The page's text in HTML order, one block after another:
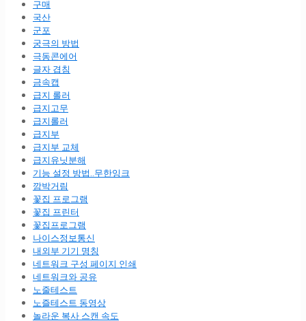
구매
국산
군포
궁극의 방법
극동콘에어
글자 겹침
금속캡
급지 롤러
급지고무
급지롤러
급지부
급지부 교체
급지유닛분해
기능 설정 방법..무한잉크
깜박거림
꽃집 프로그램
꽃집 프린터
꽃집프로그램
나이스정보통신
내외부 기기 명칭
네트워크 구성 페이지 인쇄
네트워크와 공유
노줄테스트
노즐테스트 동영상
놀라운 복사 스캔 속도